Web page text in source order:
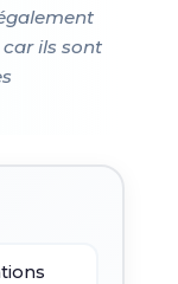
ils sont